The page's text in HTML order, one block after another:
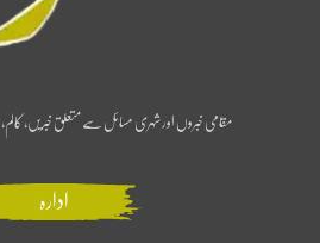
مقامی خبروں اور شہری مسائل سے متعلق خبریں،
ادارہ